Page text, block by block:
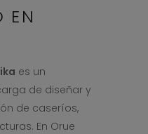
EN
es un
de diseñar y
de caseríos,
En Orue